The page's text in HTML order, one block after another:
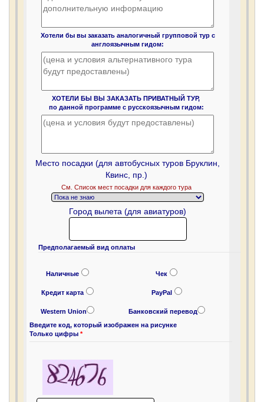
Хотели бы вы заказать аналогичный групповой тур с
англоязычным гидом:
ХОТЕЛИ БЫ ВЫ ЗАКАЗАТЬ ПРИВАТНЫЙ ТУР,
по данной программе с русскоязычным гидом:
Место посадки (для автобусных туров Бруклин,
Квинс, пр.)
Cм. Список мест посадки для каждого тура
Город вылета (для авиатуров)
Предполагаемый вид оплаты
Наличные Чек
Кредит карта PayPal
Western Union
Банковский перевод
Введите код, который изображен на рисунке
Только цифры *